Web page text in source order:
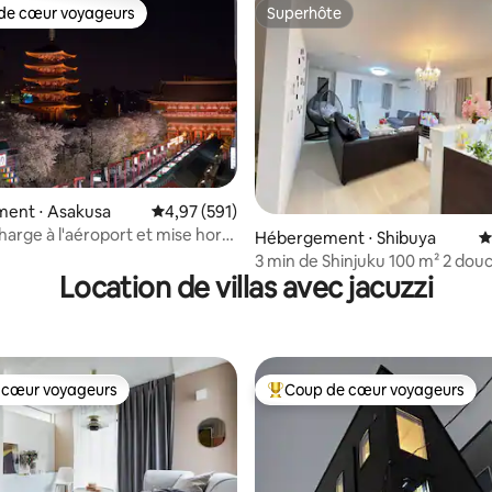
magnifique de 55 mètres
japonais + salon, 2 toilettes et 2
bains
base de 172 commentaires : 4,91 sur 5
cœur voyageurs les plus appréciés
cœur voyageurs
⋅ Asakusa Évaluation moyenne sur la base de 591
4,97 (591)
à l'aéroport et mise hors
Superhôte
Superhôte
Hébergement ⋅ Shibuya
3 min de Shinjuku 100 m² 2
2 toilettes parking Wi-Fi
Location de villas avec jacuzzi
cœur voyageurs
voyageurs Coups de cœur voyageurs les
Coup de cœur voyageurs